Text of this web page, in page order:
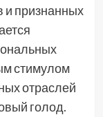
и признанных
стимулом
отраслей
голод.